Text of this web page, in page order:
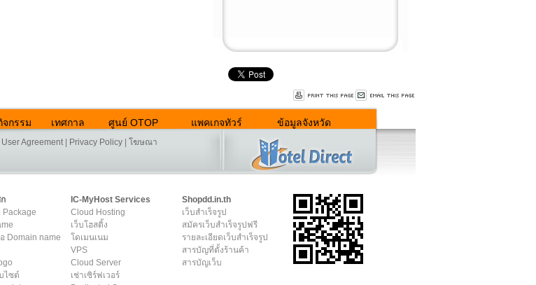
จกรรม เทศกาล ศูนย์ OTOP แพคเกจทัวร์ ข้อมูลจังหวัด
User Agreement| Privacy Policy โฆษณา
Package
Domain name
ไซต์
IC-MyHost Services
Cloud Hosting
เว็บโฮสติ้ง
โดเมนเนม
VPS
Cloud Server
เช่าเซิร์ฟเวอร์
Shopdd.in.th
เว็บสำเร็จรูป
สมัครเว็บสำเร็จรูปฟรี
รายละเอียดเว็บสำเร็จรูป
สารบัญที่ตั้งร้านค้า
สารบัญเว็บ